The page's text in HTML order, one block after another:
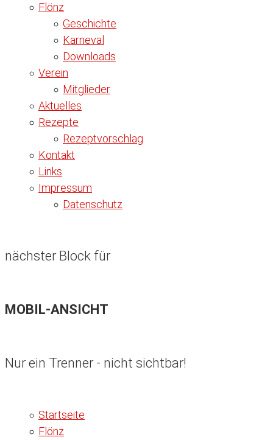
Flönz
Geschichte
Karneval
Downloads
Verein
Mitglieder
Aktuelles
Rezepte
Rezeptvorschlag
Kontakt
Links
Impressum
Datenschutz
nächster Block für
MOBIL-ANSICHT
Nur ein Trenner - nicht sichtbar!
Startseite
Flönz